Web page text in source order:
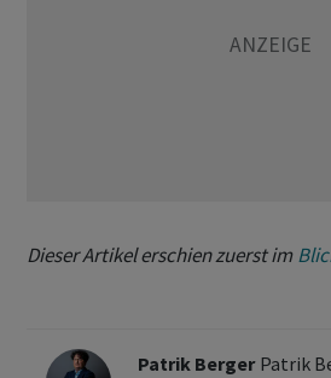
Dieser Artikel erschien zuerst im
Patrik Berger Patrik